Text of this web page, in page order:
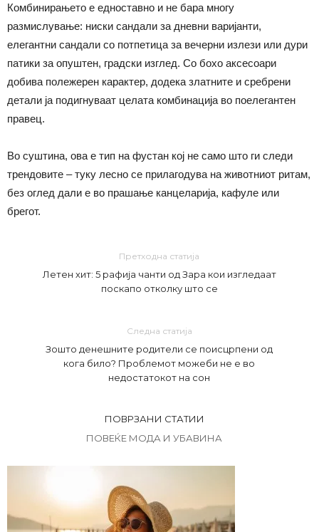
Комбинирањето е едноставно и не бара многу
размислување: ниски сандали за дневни варијанти,
елегантни сандали со потпетица за вечерни излези или дури
патики за опуштен, градски изглед. Со бохо аксесоари
добива полежерен карактер, додека златните и сребрени
детали ја подигнуваат целата комбинација во поелегантен
правец.
Во суштина, ова е тип на фустан кој не само што ги следи
трендовите – туку лесно се прилагодува на животниот ритам,
без оглед дали е во прашање канцеларија, кафуле или
брегот.
Претходна статија
Летен хит: 5 рафија чанти од Зара кои изгледаат
поскапо отколку што се
Следна статија
Зошто денешните родители се поисцрпени од
кога било? Проблемот можеби не е во
недостатокот на сон
ПОВРЗАНИ СТАТИИ
ПОВЕЌЕ МОДА И УБАВИНА